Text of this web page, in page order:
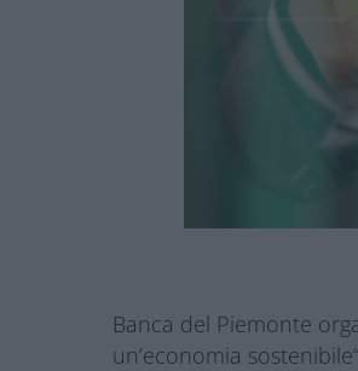
Banca del Piemonte
un’economia